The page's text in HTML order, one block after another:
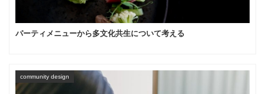
パーティメニューから多文化共生について考える
community design